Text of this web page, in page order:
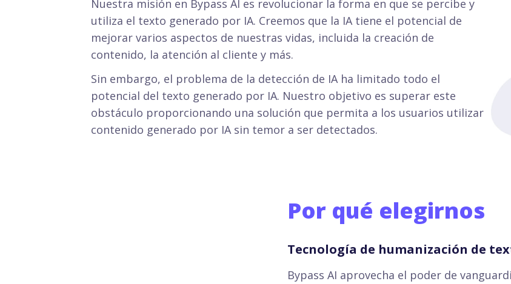
Nuestra misión en Bypass AI es revolucionar la forma en que se percibe y
utiliza el texto generado por IA. Creemos que la IA tiene el potencial de
mejorar varios aspectos de nuestras vidas, incluida la creación de
contenido, la atención al cliente y más.
Sin embargo, el problema de la detección de IA ha limitado todo el
potencial del texto generado por IA. Nuestro objetivo es superar este
obstáculo proporcionando una solución que permita a los usuarios utilizar
contenido generado por IA sin temor a ser detectados.
Por qué elegirnos
Tecnología de humanización de
Bypass AI aprovecha el poder de